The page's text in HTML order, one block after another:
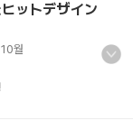
ットデザイン
월